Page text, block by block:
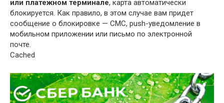
или платежном терминале, карта автоматически
блокируется. Как правило, в этом случае вам придет
сообщение о блокировке — СМС, push-уведомление в
мобильном приложении или письмо по электронной
почте.
Cached